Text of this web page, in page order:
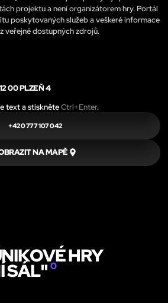
projektu a není organizátorem hry. Portál
poskytovaných služeb a veškeré informace
veřejně dostupných zdrojů.
00 PLZEŇ 4
text a stiskněteCtrl+Enter.
+420 777 107 042
NA MAPĚ
HRY
SÁL"0